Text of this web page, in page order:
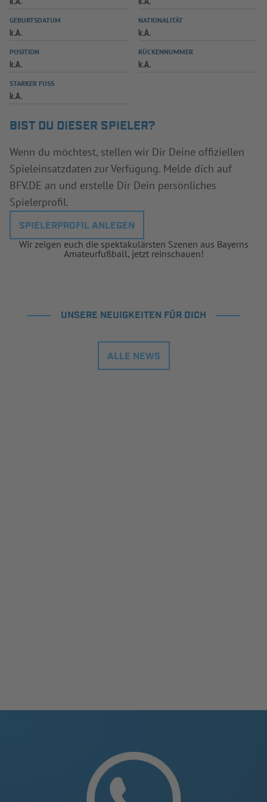
SPIELPLUS
GEBURTSDATUM
k.A.
NATIONALITÄT
k.A.
POSITION
k.A.
RÜCKENNUMMER
k.A.
STARKER FUSS
k.A.
BIST DU DIESER SPIELER?
Wenn du möchtest, stellen wir Dir Deine offiziellen
Spieleinsatzdaten zur Verfügung. Melde dich auf
BFV.DE an und erstelle Dir Dein persönliches
Spielerprofil.
SPIELERPROFIL ANLEGEN
Wir zeigen euch die spektakulärsten Szenen aus Bayerns
Amateurfußball, jetzt reinschauen!
UNSERE NEUIGKEITEN FÜR DICH
ALLE NEWS